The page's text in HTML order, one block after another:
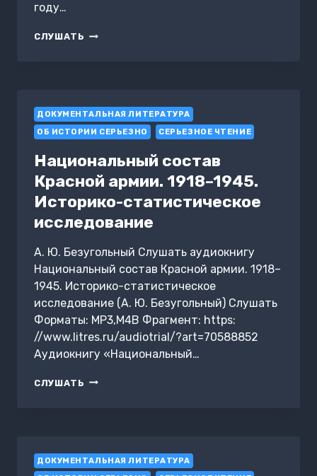
году…
СЛУШАТЬ ПАРИЖ
ДОКУМЕНТАЛЬНАЯ ЛИТЕРАТУРА
ОБ ИСТОРИИ СЕРЬЕЗНО
СЕРЬЕЗНОЕ ЧТЕНИЕ
Национальный состав
Красной армии. 1918–1945.
Историко-статистическое
исследование
А. Ю. Безугольный Слушать аудиокнигу
Национальный состав Красной армии. 1918–
1945. Историко-статистическое
исследование (А. Ю. Безугольный) Слушать
Форматы: MP3,M4B Фрагмент: https:
//www.litres.ru/audiotrial/?art=70588852
Аудиокнигу «Национальный…
СЛУШАТЬ НАЦИОНАЛЬНЫЙ
ИСТОРИКО-
ДОКУМЕНТАЛЬНАЯ ЛИТЕРАТУРА